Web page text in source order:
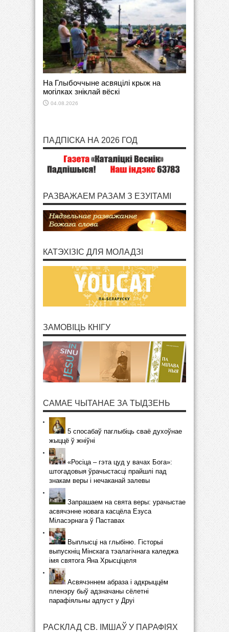
На Глыбоччыне асвяцілі крыж на
могілках зніклай вёскі
04.08.2026
ПАДПІСКА НА 2026 ГОД
РАЗВАЖАЕМ РАЗАМ З ЕЗУІТАМІ
КАТЭХІЗІС ДЛЯ МОЛАДЗІ
ЗАМОВІЦЬ КНІГУ
САМАЕ ЧЫТАНАЕ ЗА ТЫДЗЕНЬ
5 спосабаў паглыбіць сваё духоўнае
жыццё ў жніўні
«Росіца – гэта цуд у вачах Бога»:
штогадовыя ўрачыстасці прайшлі пад
знакам веры і нечаканай залевы
Запрашаем на свята веры: урачыстае
асвячэнне новага касцёла Езуса
Міласэрнага ў Паставах
Выплысці на глыбіню. Гісторыі
выпускніц Мінскага тэалагічнага каледжа
імя святога Яна Хрысціцеля
Асвячэннем абраза і адкрыццём
пленэру быў адзначаны сёлетні
парафіяльны адпуст у Друі
РАСКЛАД СВ. ІМШАЎ У ПАРАФІЯХ